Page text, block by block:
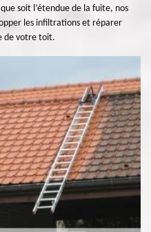
soit l’étendue de la fuite, nos
les infiltrations et réparer
de votre toit.